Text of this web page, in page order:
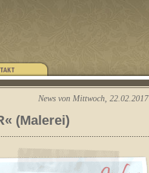
News von Mittwoch, 22.02.2017
(Malerei)